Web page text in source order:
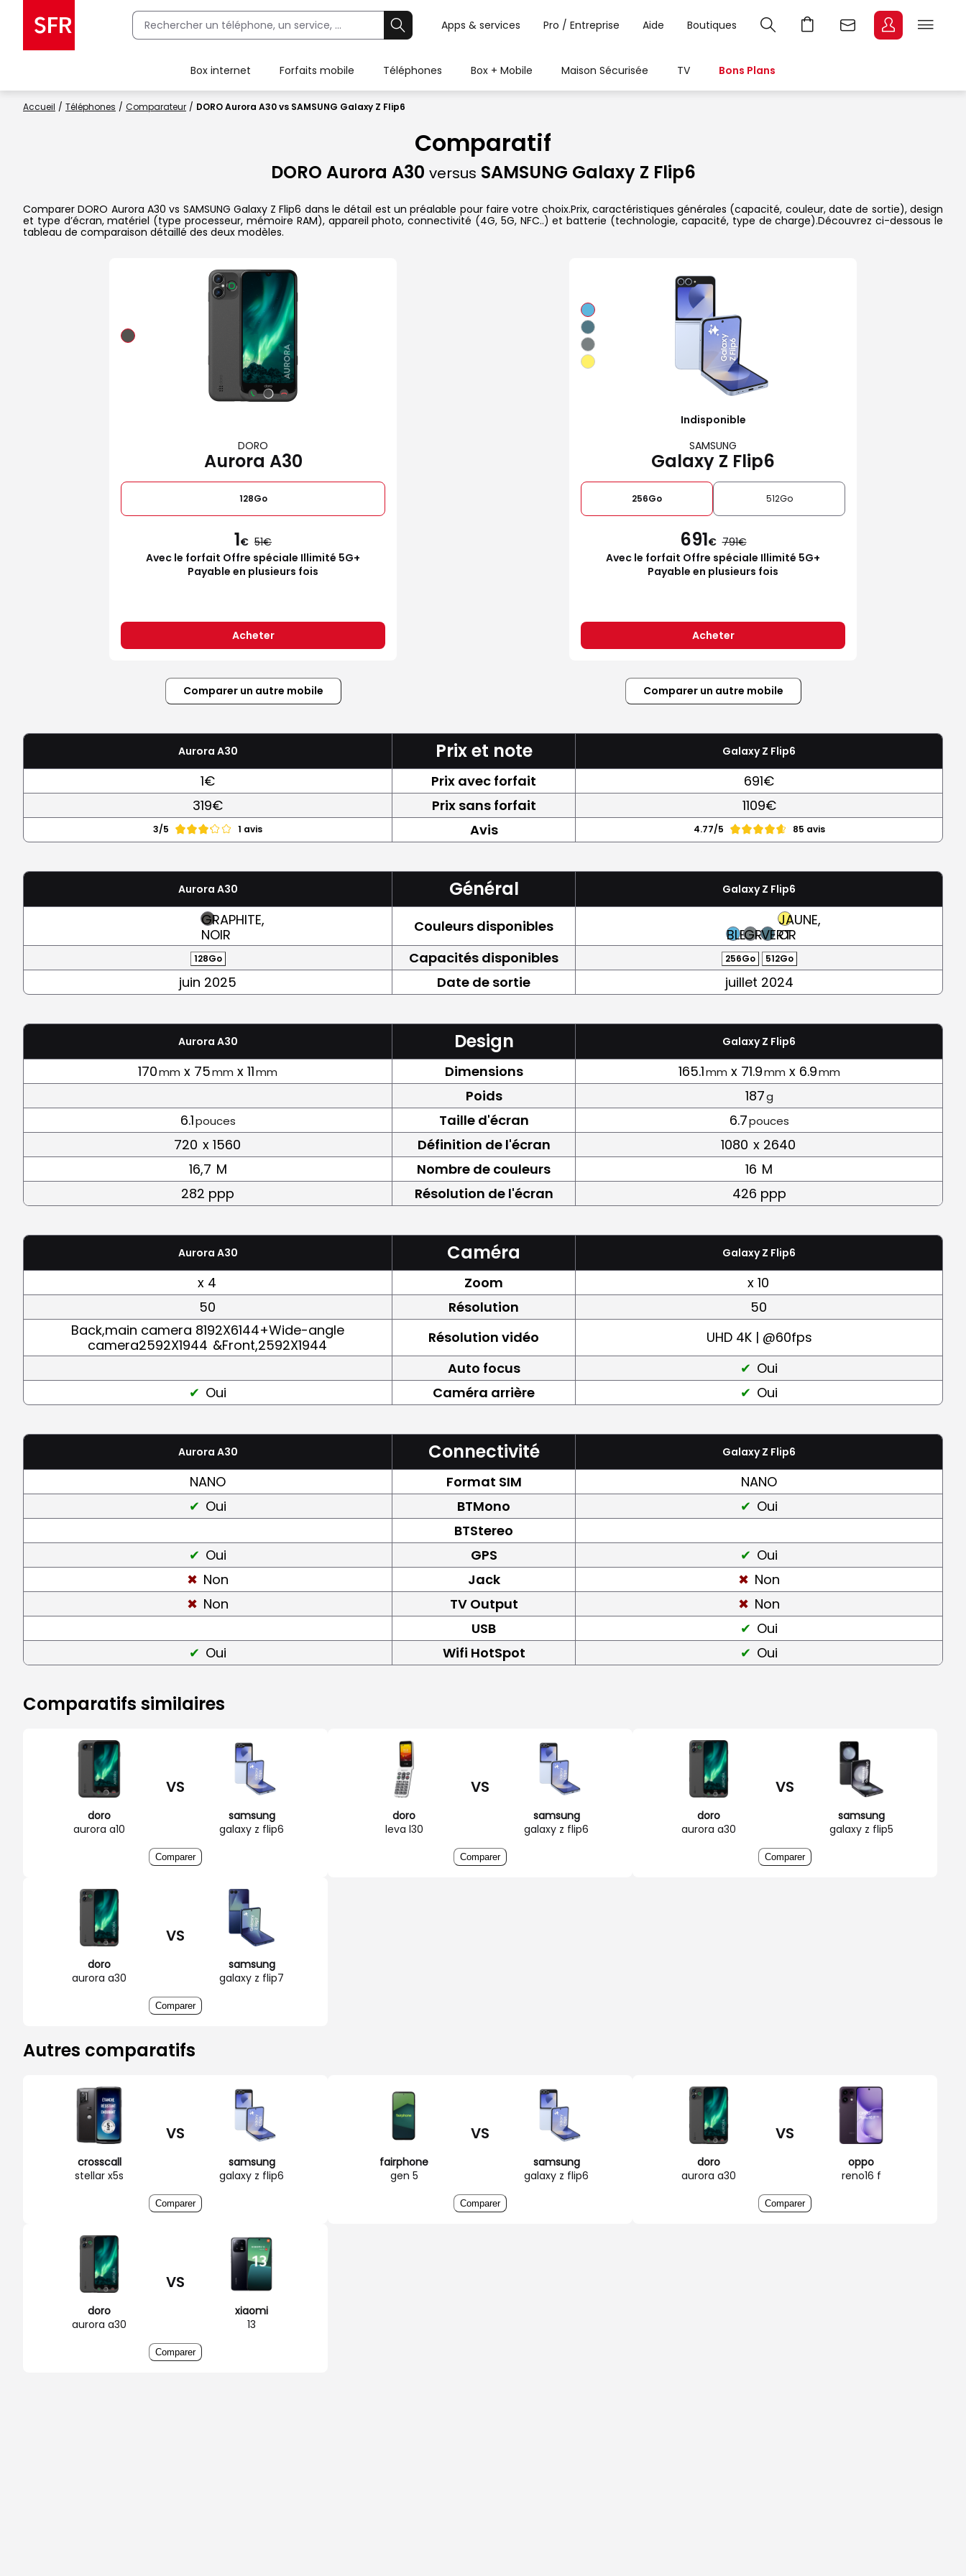
Apps & services Pro / Entreprise Aide Boutiques
Box internet Forfaits mobile Téléphones Box + Mobile Maison Sécurisée TV Bons Plans
Accueil Téléphones Comparateur DORO Aurora A30 vs SAMSUNG Galaxy Z Flip6
Comparatif
DORO Aurora A30 versus SAMSUNG Galaxy Z Flip6
Comparer DORO Aurora A30 vs SAMSUNG Galaxy Z Flip6 dans le détail est un préalable pour faire votre choix.Prix, caractéristiques générales (capacité, couleur, date de sortie), design
et type d’écran, matériel (type processeur, mémoire RAM), appareil photo, connectivité (4G, 5G, NFC..) et batterie (technologie, capacité, type de charge).Découvrez ci-dessous le
tableau de comparaison détaillé des deux modèles.
DORO
Aurora A30
128Go
1€ 51
Avec le forfait Offre spéciale Illimité 5G+
Payable en plusieurs fois
Acheter
Indisponible
SAMSUNG
Galaxy Z Flip6
256Go 512Go
691€ 791
Avec le forfait Offre spéciale Illimité 5G+
Payable en plusieurs fois
Acheter
Comparer un autre mobile Comparer un autre mobile
Aurora A30 Prix et note Galaxy Z Flip6
1€ Prix avec forfait
691€
319€
Prix sans forfait 1109€
3/5 1 avis Avis 4.77/5 85 avis
Aurora A30 Général Galaxy Z Flip6
GRAPHITE,
NOIR
Couleurs disponibles BLEUGRISVERT
JAUNE,
OR
128Go Capacités disponibles 256Go 512Go
juin 2025 Date de sortie juillet 2024
Aurora A30 Design Galaxy Z Flip6
170mm x 75mm x 11mm Dimensions 165.1mm x 71.9mm x 6.9mm
Poids 187g
6.1pouces Taille d'écran 6.7pouces
720 x 1560 Définition de l'écran 1080 x 2640
16,7 M Nombre de couleurs 16 M
282 ppp
Résolution de l'écran 426 ppp
Aurora A30 Caméra Galaxy Z Flip6
x 4 Zoom
x 10
50
Résolution
50
Back,main camera 8192X6144+Wide-angle
camera2592X1944 &Front,2592X1944 Résolution vidéo
UHD 4K | @60fps
Auto focus
Oui
Oui
Caméra arrière Oui
Aurora A30 Connectivité Galaxy Z Flip6
NANO Format SIM
NANO
Oui
BTMono
Oui
BTStereo
Oui
GPS
Oui
Non
Jack
Non
Non
TV Output
Non
USB
Oui
Oui
Wifi HotSpot Oui
Comparatifs similaires
doro
aurora a10
VS
samsung
galaxy z flip6
Comparer
doro
leva l30
VS
samsung
galaxy z flip6
Comparer
doro
aurora a30
VS
samsung
galaxy z flip5
Comparer
doro
aurora a30
VS
samsung
galaxy z flip7
Comparer
Autres comparatifs
crosscall
stellar x5s
VS
samsung
galaxy z flip6
Comparer
fairphone
gen 5
VS
samsung
galaxy z flip6
Comparer
doro
aurora a30
VS
oppo
reno16 f
Comparer
doro
aurora a30
VS
xiaomi
13
Comparer